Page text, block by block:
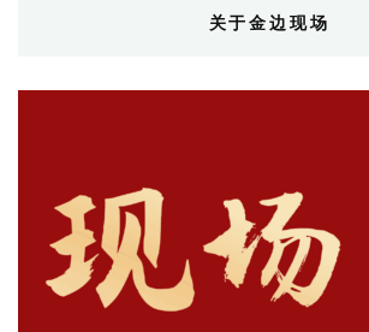
关于金边现场